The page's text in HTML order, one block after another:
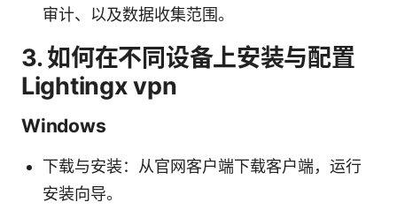
审计、以及数据收集范围。
3. 如何在不同设备上安装与配置
Lightingx vpn
Windows
下载与安装：从官网客户端下载客户端，运行
安装向导。